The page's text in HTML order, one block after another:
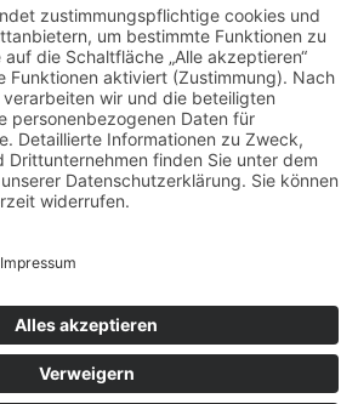
AGB Nutzer
Gutachter suchen
Gutachter Blog
Auftragsbörse
Anfrage
Presse
Partner: Der DGuSV
Infos für Suchende